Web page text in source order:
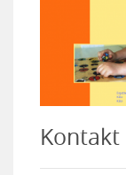
Kontakt